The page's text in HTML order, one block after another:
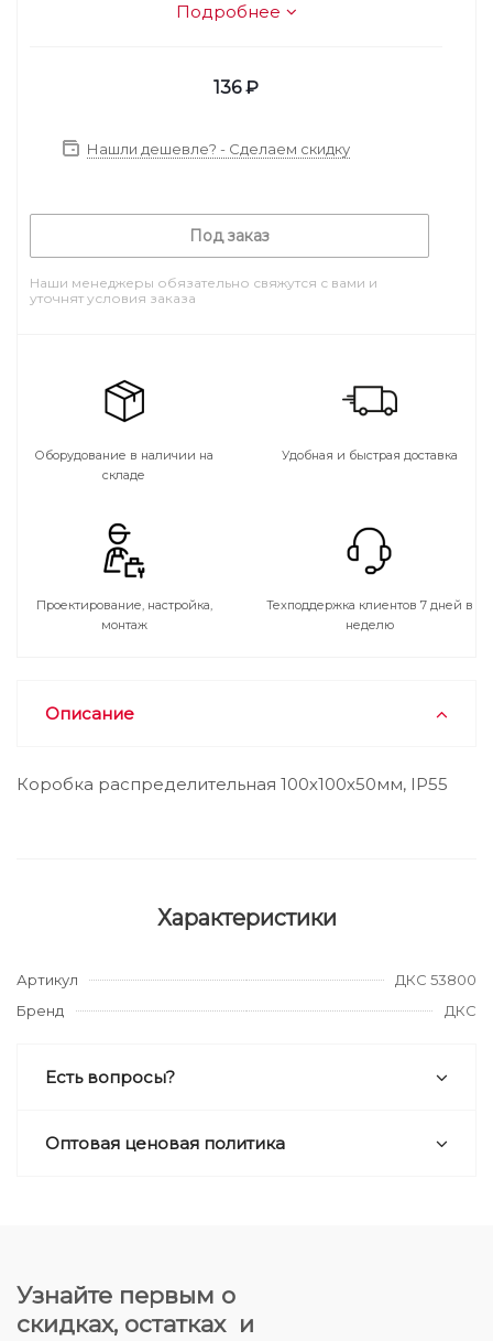
Подробнее
136₽
Нашли дешевле? - Сделаем скидку
Под заказ
Наши менеджеры обязательно свяжутся с вами и
уточнят условия заказа
Оборудование в наличии на
складе
Удобная и быстрая доставка
Проектирование, настройка,
монтаж
Техподдержка клиентов 7 дней в
неделю
Описание
Коробка распределительная 100х100х50мм, IP55
Характеристики
Артикул
ДКС 53800
Бренд
ДКС
Есть вопросы?
Оптовая ценовая политика
Узнайте первым о
скидках, остатках и